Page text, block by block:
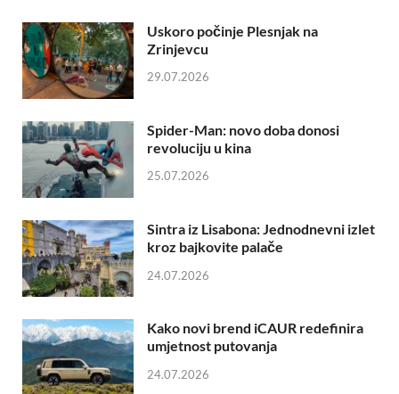
Uskoro počinje Plesnjak na
Zrinjevcu
29.07.2026
Spider-Man: novo doba donosi
revoluciju u kina
25.07.2026
Sintra iz Lisabona: Jednodnevni izlet
kroz bajkovite palače
24.07.2026
Kako novi brend iCAUR redefinira
umjetnost putovanja
24.07.2026